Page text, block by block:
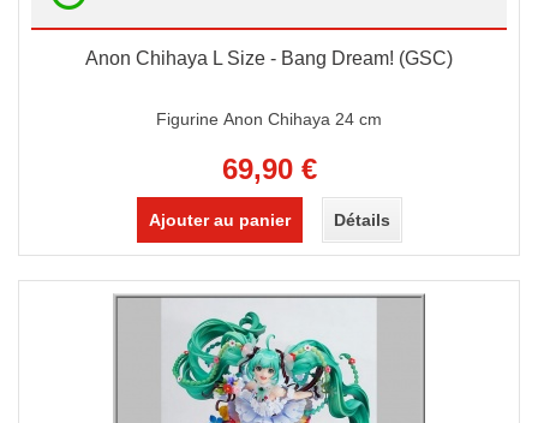
Anon Chihaya L Size - Bang Dream! (GSC)
Figurine Anon Chihaya 24 cm
69,90 €
Ajouter au panier Détails